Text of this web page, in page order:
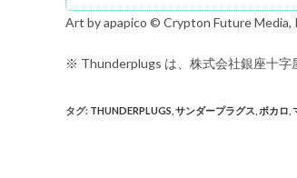
Art by apapico © Crypton Future Media,
※ Thunderplugs は、株式会社銀座十字
タグ: THUNDERPLUGS サンダープラグス ボカロ